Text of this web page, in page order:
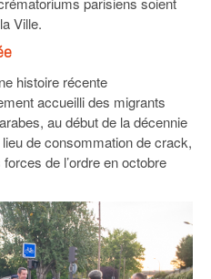
Ville.
histoire récente
accueilli des migrants
au début de la décennie
de consommation de crack,
de l’ordre en octobre